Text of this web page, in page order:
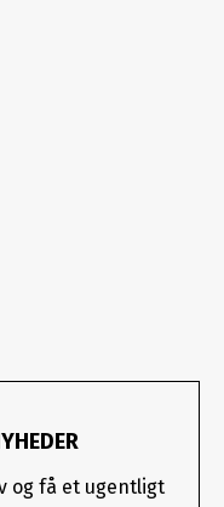
og få et ugentligt